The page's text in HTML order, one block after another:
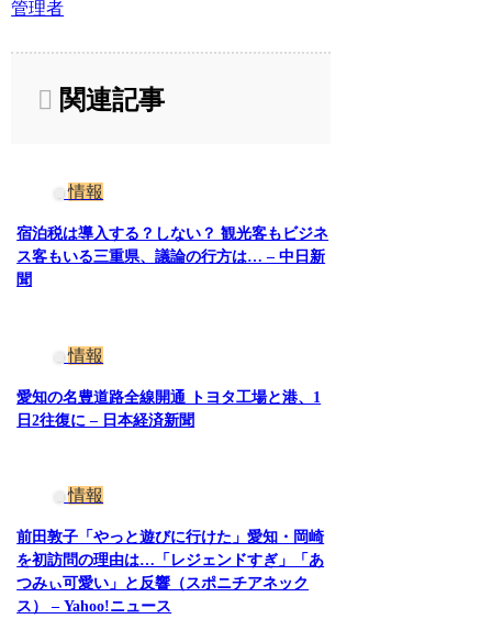
管理者
関連記事
情報
宿泊税は導入する？しない？ 観光客もビジネ
ス客もいる三重県、議論の行方は… – 中日新
聞
情報
愛知の名豊道路全線開通 トヨタ工場と港、1
日2往復に – 日本経済新聞
情報
前田敦子「やっと遊びに行けた」愛知・岡崎
を初訪問の理由は…「レジェンドすぎ」「あ
つみぃ可愛い」と反響（スポニチアネック
ス） – Yahoo!ニュース